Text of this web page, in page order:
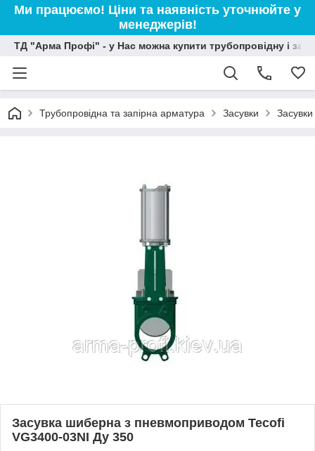
Ми працюємо! Ціни та наявність уточнюйте у
менеджерів!
ТД "Арма Профі" - у Нас можна купити трубопровідну і
Трубопровідна та запірна арматура Засувки
Засувка шиберна з пневмоприводом Tecofi
VG3400-03NI Ду 350